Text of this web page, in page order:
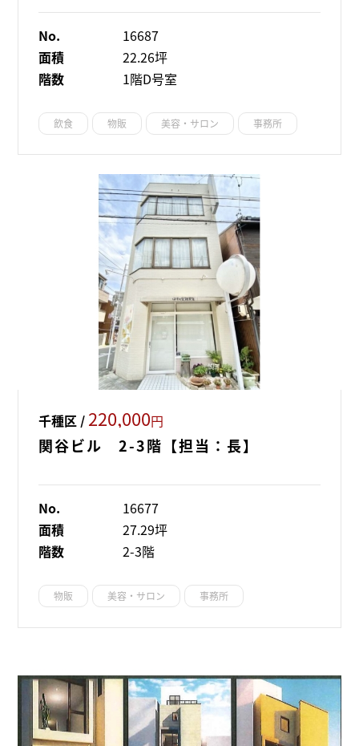
No.
16687
面積
22.26坪
階数
1階D号室
飲食 物販 美容・サロン 事務所
千種区 / 220,000円
関谷ビル 2-3階【担当：長】
No.
16677
面積
27.29坪
階数
2-3階
物販 美容・サロン 事務所